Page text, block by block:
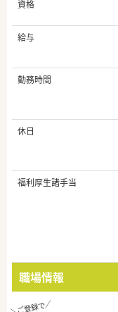
資格
給与
勤務時間
休日
福利厚生諸手当
職場情報